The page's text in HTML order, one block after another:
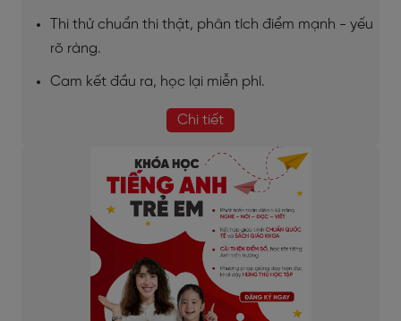
Thi thử chuẩn thi thật, phân tích điểm mạnh - yếu
rõ ràng.
Cam kết đầu ra, học lại miễn phí.
Chi tiết